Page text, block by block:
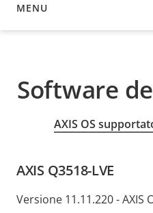
MENU
SOFTWARE DEL
Software
AXIS OS
AXIS Q3518-LVE
Versione 11.11.220 - AXIS